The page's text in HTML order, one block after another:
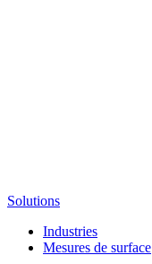
Solutions
Industries
Mesures de surface